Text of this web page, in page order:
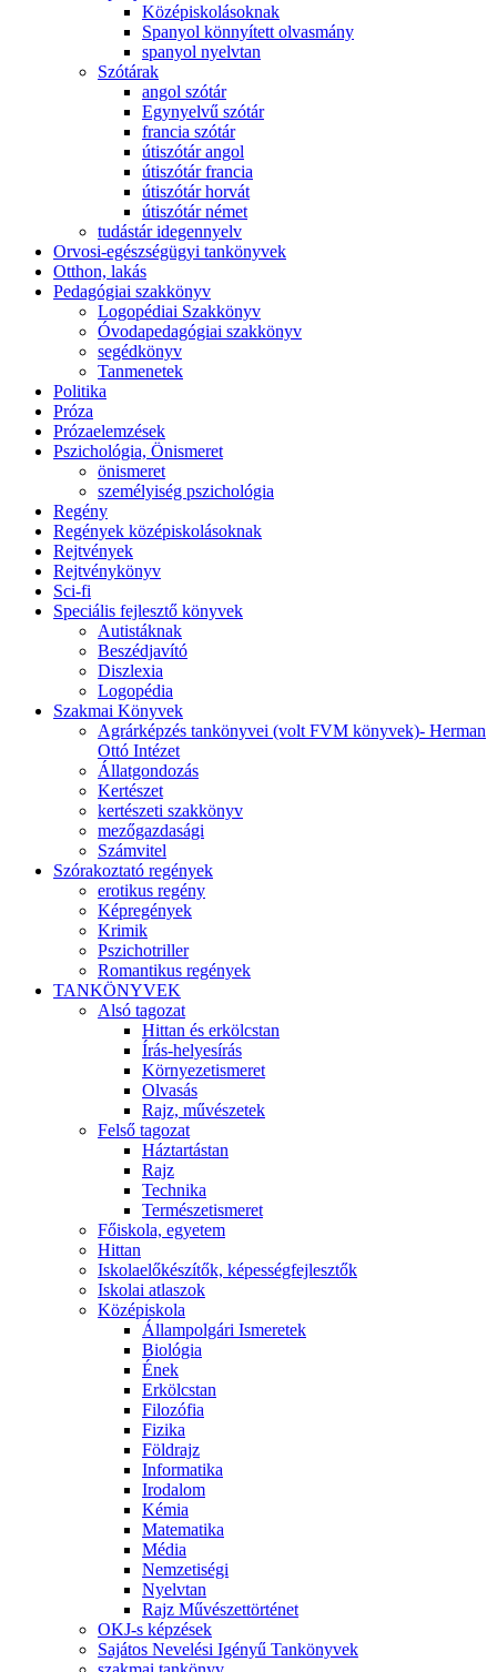
Középiskolásoknak
Spanyol könnyített olvasmány
spanyol nyelvtan
Szótárak
angol szótár
Egynyelvű szótár
francia szótár
útiszótár angol
útiszótár francia
útiszótár horvát
útiszótár német
tudástár idegennyelv
Orvosi-egészségügyi tankönyvek
Otthon, lakás
Pedagógiai szakkönyv
Logopédiai Szakkönyv
Óvodapedagógiai szakkönyv
segédkönyv
Tanmenetek
Politika
Próza
Prózaelemzések
Pszichológia, Önismeret
önismeret
személyiség pszichológia
Regény
Regények középiskolásoknak
Rejtvények
Rejtvénykönyv
Sci-fi
Speciális fejlesztő könyvek
Autistáknak
Beszédjavító
Diszlexia
Logopédia
Szakmai Könyvek
Agrárképzés tankönyvei (volt FVM könyvek)- Herman
Ottó Intézet
Állatgondozás
Kertészet
kertészeti szakkönyv
mezőgazdasági
Számvitel
Szórakoztató regények
erotikus regény
Képregények
Krimik
Pszichotriller
Romantikus regények
TANKÖNYVEK
Alsó tagozat
Hittan és erkölcstan
Írás-helyesírás
Környezetismeret
Olvasás
Rajz, művészetek
Felső tagozat
Háztartástan
Rajz
Technika
Természetismeret
Főiskola, egyetem
Hittan
Iskolaelőkészítők, képességfejlesztők
Iskolai atlaszok
Középiskola
Állampolgári Ismeretek
Biológia
Ének
Erkölcstan
Filozófia
Fizika
Földrajz
Informatika
Irodalom
Kémia
Matematika
Média
Nemzetiségi
Nyelvtan
Rajz Művészettörténet
OKJ-s képzések
Sajátos Nevelési Igényű Tankönyvek